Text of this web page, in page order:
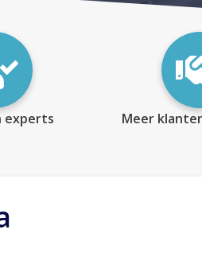
experts Meer